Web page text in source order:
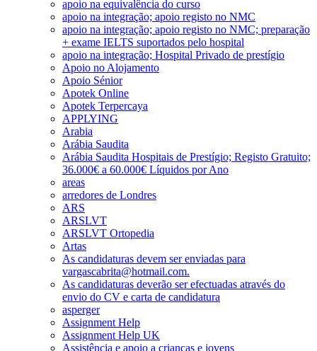
apoio na equivalência do curso
apoio na integração; apoio registo no NMC
apoio na integração; apoio registo no NMC; preparação
+ exame IELTS suportados pelo hospital
apoio na integração; Hospital Privado de prestígio
Apoio no Alojamento
Apoio Sénior
Apotek Online
Apotek Terpercaya
APPLYING
Arabia
Arábia Saudita
Arábia Saudita Hospitais de Prestígio; Registo Gratuito;
36.000€ a 60.000€ Líquidos por Ano
areas
arredores de Londres
ARS
ARSLVT
ARSLVT Ortopedia
Artas
As candidaturas devem ser enviadas para
vargascabrita@hotmail.com.
As candidaturas deverão ser efectuadas através do
envio do CV e carta de candidatura
asperger
Assignment Help
Assignment Help UK
Assistência e apoio a crianças e jovens